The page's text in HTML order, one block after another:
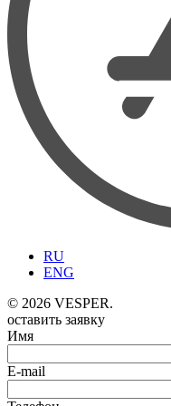
RU
ENG
© 2026 VESPER.
оставить заявку
Имя
E-mail